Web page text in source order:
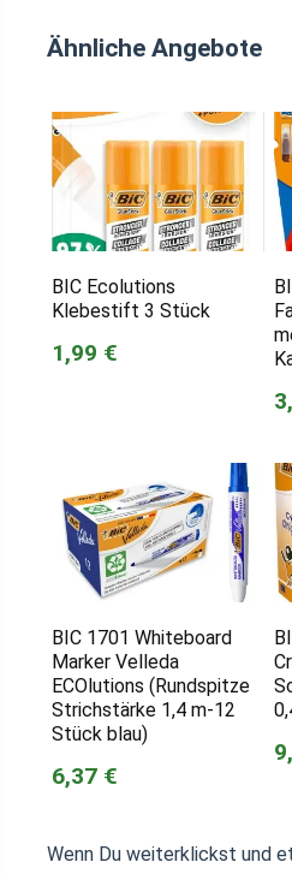
Ähnliche Angebote
BIC Ecolutions
Klebestift 3 Stück
1,99 €
BIC 1701 Whiteboard
Marker Velleda
ECOlutions (Rundspitze
Strichstärke 1,4 m-12
Stück blau)
6,37 €
Wenn Du weiterklickst und